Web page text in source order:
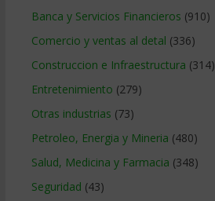
Banca y Servicios Financieros (910)
Comercio y ventas al detal (336)
Construccion e Infraestructura (314)
Entretenimiento (279)
Otras industrias (73)
Petroleo, Energia y Mineria (480)
Salud, Medicina y Farmacia (348)
Seguridad (43)